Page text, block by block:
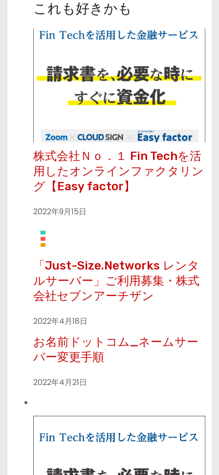
これも好きかも
株式会社Ｎｏ．１ Fin Techを活
用したオンラインファクタリン
グ【Easy factor】
2022年9月15日
「Just-Size.Networks レンタ
ルサーバー」ご利用募集・株式
会社セブンアーチザン
2022年4月18日
お名前ドットコム_ネームサー
バー変更手順
2022年4月21日